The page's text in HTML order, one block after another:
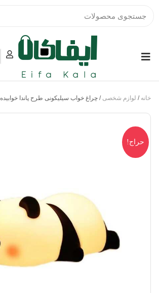
خانه / لوازم شخصی / چراغ خواب سیلیکونی طرح پاندا خوابیده
حراج!